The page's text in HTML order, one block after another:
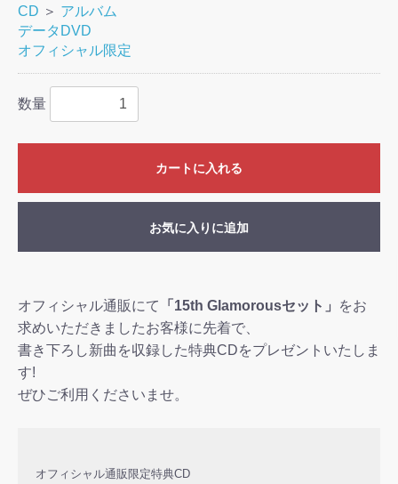
CD ＞ アルバム
データDVD
オフィシャル限定
数量
カートに入れる
お気に入りに追加
オフィシャル通販にて 「15th Glamorousセット」
をお
求めいただきましたお客様に先着で、
書き下ろし新曲を収録した特典CDをプレゼントいたしま
す!
ぜひご利用くださいませ。
オフィシャル通販限定特典CD